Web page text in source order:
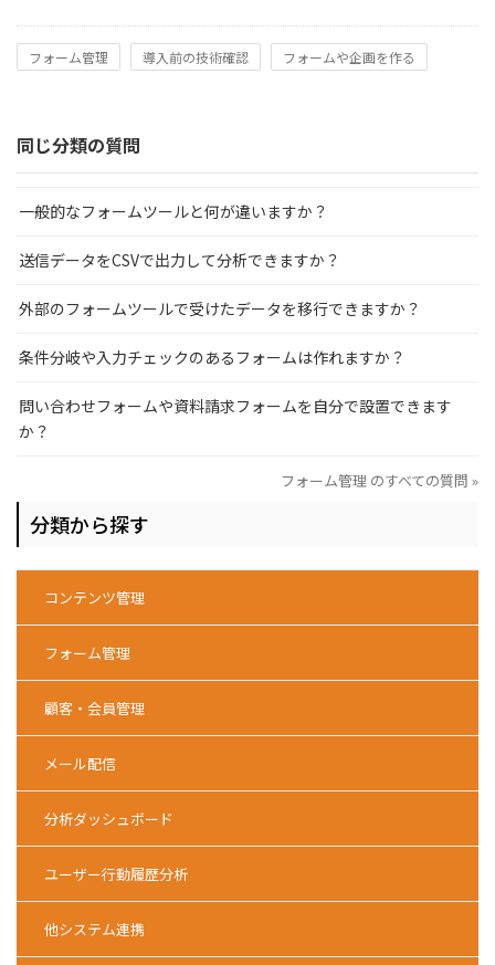
フォーム管理 導入前の技術確認 フォームや企画を作る
同じ分類の質問
一般的なフォームツールと何が違いますか？
送信データをCSVで出力して分析できますか？
外部のフォームツールで受けたデータを移行できますか？
条件分岐や入力チェックのあるフォームは作れますか？
問い合わせフォームや資料請求フォームを自分で設置できます
か？
フォーム管理 のすべての質問 »
分類から探す
コンテンツ管理
フォーム管理
顧客・会員管理
メール配信
分析ダッシュボード
ユーザー行動履歴分析
他システム連携